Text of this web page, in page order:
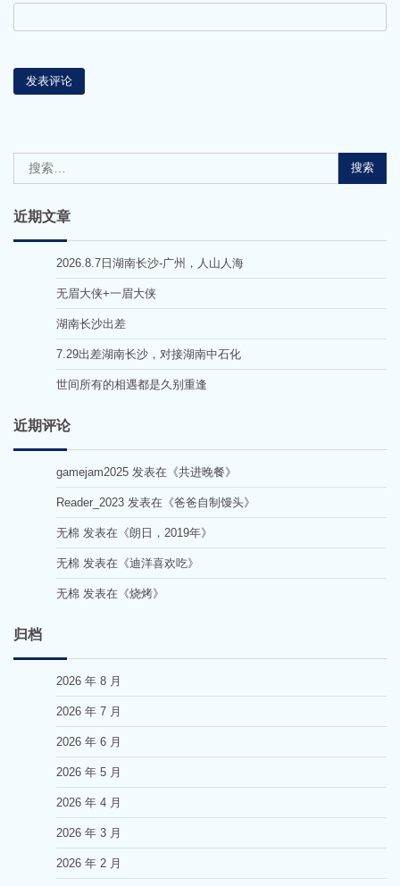
索：
近期文章
2026.8.7日湖南长沙-广州，人山人海
无眉大侠+一眉大侠
湖南长沙出差
7.29出差湖南长沙，对接湖南中石化
世间所有的相遇都是久别重逢
近期评论
gamejam2025 发表在《共进晚餐》
Reader_2023 发表在《爸爸自制馒头》
无棉 发表在《朗日，2019年》
无棉 发表在《迪洋喜欢吃》
无棉 发表在《烧烤》
归档
2026 年 8 月
2026 年 7 月
2026 年 6 月
2026 年 5 月
2026 年 4 月
2026 年 3 月
2026 年 2 月